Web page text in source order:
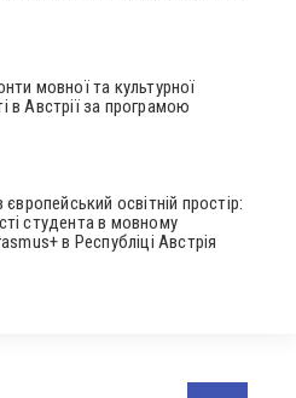
мовної та культурної
в Австрії за програмою
європейський освітній простір:
студента в мовному
в Республіці Австрія